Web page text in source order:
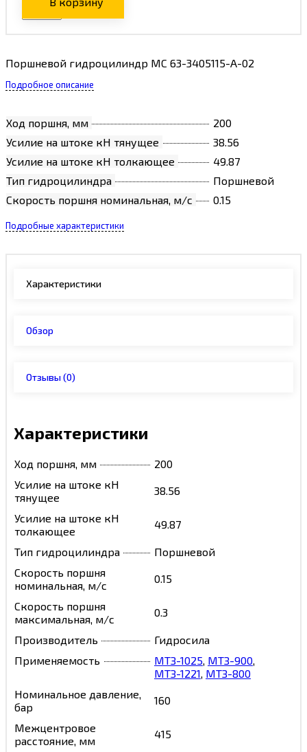
Поршневой гидроцилиндр MC 63-3405115-А-02
Подробное описание
Ход поршня, мм
200
Усилие на штоке кН тянущее
38.56
Усилие на штоке кН толкающее
49.87
Тип гидроцилиндра
Поршневой
Скорость поршня номинальная, м/с
0.15
Подробные характеристики
Характеристики
Обзор
Отзывы(0)
Характеристики
Ход поршня, мм
200
Усилие на штоке кН
тянущее
38.56
Усилие на штоке кН
толкающее
49.87
Тип гидроцилиндра
Поршневой
Скорость поршня
номинальная, м/с
0.15
Скорость поршня
максимальная, м/с
0.3
Производитель
Гидросила
Применяемость
МТЗ-1025, МТЗ-900,
МТЗ-1221, МТЗ-800
Номинальное давление,
бар
160
Межцентровое
расстояние, мм
415